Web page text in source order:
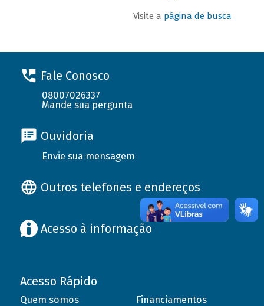
Visite a página de busca
Fale Conosco
08007026337
Mande sua pergunta
Ouvidoria
Envie sua mensagem
Outros telefones e endereços
Acesso à informação
Acesso Rápido
Quem somos
Financiamentos